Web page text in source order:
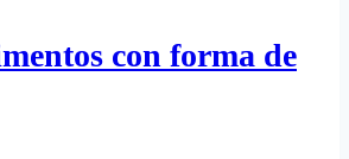
con forma de